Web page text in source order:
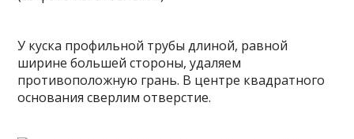
У куска профильной трубы длиной, равной
ширине большей стороны, удаляем
противоположную грань. В центре квадратного
основания сверлим отверстие.